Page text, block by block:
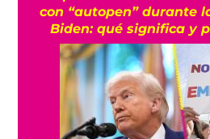
con “autopen” durante
Biden: qué significa y